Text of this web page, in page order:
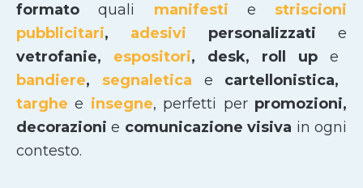
formatoquali manifesti e striscioni
pubblicitari, adesivi personalizzati e
vetrofanie, espositori, desk, roll up e
bandiere, segnaletica e cartellonistica,
targhee insegne, perfetti per promozioni,
decorazionie comunicazione visiva in ogni
contesto.